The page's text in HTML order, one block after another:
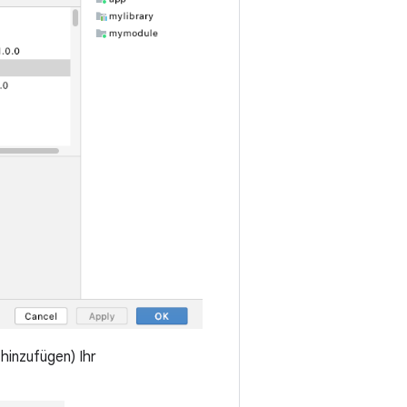
Ihr